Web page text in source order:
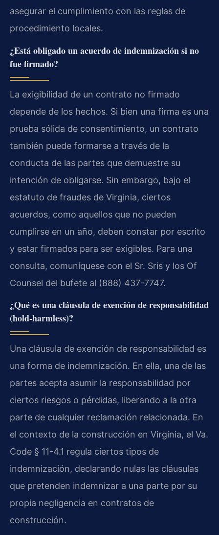
asegurar el cumplimiento con las reglas de
procedimiento locales.
¿Está obligado un acuerdo de indemnización si no
fue firmado?
La exigibilidad de un contrato no firmado
depende de los hechos. Si bien una firma es una
prueba sólida de consentimiento, un contrato
también puede formarse a través de la
conducta de las partes que demuestre su
intención de obligarse. Sin embargo, bajo el
estatuto de fraudes de Virginia, ciertos
acuerdos, como aquellos que no pueden
cumplirse en un año, deben constar por escrito
y estar firmados para ser exigibles. Para una
consulta, comuníquese con el Sr. Sris y los Of
Counsel del bufete al (888) 437-7747.
¿Qué es una cláusula de exención de responsabilidad
(hold-harmless)?
Una cláusula de exención de responsabilidad es
una forma de indemnización. En ella, una de las
partes acepta asumir la responsabilidad por
ciertos riesgos o pérdidas, liberando a la otra
parte de cualquier reclamación relacionada. En
el contexto de la construcción en Virginia, el Va.
Code § 11-4.1 regula ciertos tipos de
indemnización, declarando nulas las cláusulas
que pretenden indemnizar a una parte por su
propia negligencia en contratos de
construcción.